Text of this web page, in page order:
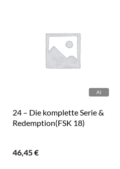
24 – Die komplette Serie &
Redemption(FSK 18)
46,45€